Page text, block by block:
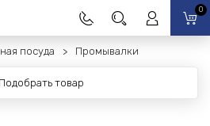
0
посуда Промывалки
Подобрать товар